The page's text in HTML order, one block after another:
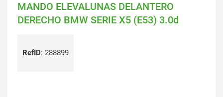
MANDO ELEVALUNAS DELANTERO
DERECHO BMW SERIE X5 (E53) 3.0d
RefID: 288899